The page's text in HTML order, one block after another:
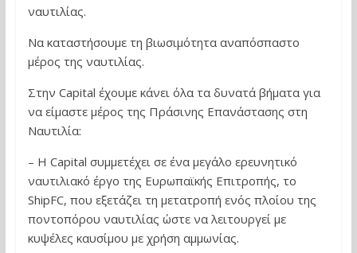
ναυτιλίας.
Να καταστήσουμε τη βιωσιμότητα αναπόσπαστο
μέρος της ναυτιλίας.
Στην Capital έχουμε κάνει όλα τα δυνατά βήματα για
να είμαστε μέρος της Πράσινης Επανάστασης στη
Ναυτιλία:
– Η Capital συμμετέχει σε ένα μεγάλο ερευνητικό
ναυτιλιακό έργο της Ευρωπαϊκής Επιτροπής, το
ShipFC, που εξετάζει τη μετατροπή ενός πλοίου της
ποντοπόρου ναυτιλίας ώστε να λειτουργεί με
κυψέλες καυσίμου με χρήση αμμωνίας.